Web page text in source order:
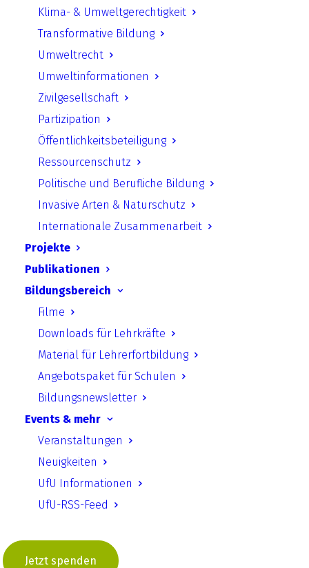
Klima- & Umweltgerechtigkeit
Transformative Bildung
Umweltrecht
Umweltinformationen
Zivilgesellschaft
Partizipation
Öffentlichkeitsbeteiligung
Ressourcenschutz
Politische und Berufliche Bildung
Invasive Arten & Naturschutz
Internationale Zusammenarbeit
Projekte
Publikationen
Bildungsbereich
Filme
Downloads für Lehrkräfte
Material für Lehrerfortbildung
Angebotspaket für Schulen
Bildungsnewsletter
Events & mehr
Veranstaltungen
Neuigkeiten
UfU Informationen
UfU-RSS-Feed
Jetzt spenden
Eigenheim energetisch
sanieren: Forschungsprojekt
zeigt Informationsbedarf und
hilft mit Online-Wegweiser
Das UfU–Projekt Building Dialogue
entwickelt mit dem hat mit seinem Online-
Tool einen Wegweiser für
Hauseigentümer*innen zum Thema
energetische Gebäudesanierung, geeigneten
Heizungstechnologien, Förderbedingungen
und gesetzlichen Verpflichtungen.
Zurück
UfU.de | Unabhängiges Institut für Umweltfragen
Standort Berlin­ Greifswalder Straße 4, 10405 Berlin Telefon:
+49 30 428 499 30
Standort HalleGroße Klausstraße 11, 06108 Halle Telefon:
Impressum Datenschutz